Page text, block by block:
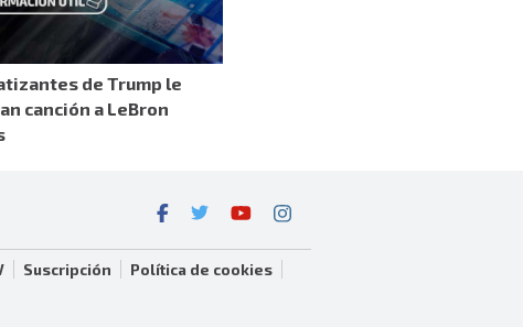
de Trump le
canción a LeBron
Suscripción
Política de cookies